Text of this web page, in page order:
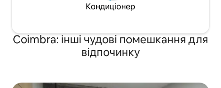
Кондиціонер
Coimbra: інші чудові помешкання для
відпочинку